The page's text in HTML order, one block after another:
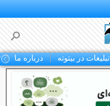
تبلیغات در بیتوته درباره ما